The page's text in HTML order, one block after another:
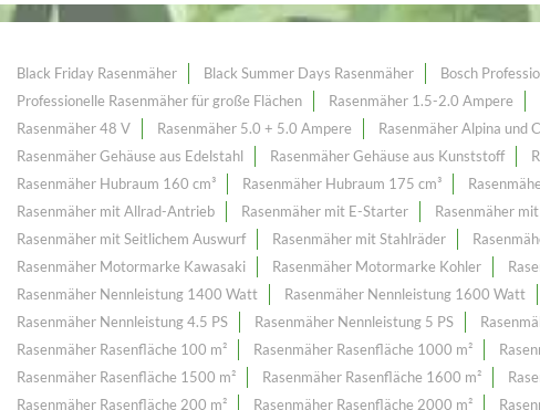
Black Friday Rasenmäher Black Summer Days Rasenmäher Bosch
Professionelle Rasenmäher für große Flächen
Rasenmäher 1.5-2.0 Ampere
Rasenmäher 48 V
Rasenmäher 5.0 + 5.0 Ampere Rasenmäher Alpina und
Rasenmäher Gehäuse aus Edelstahl
Rasenmäher Gehäuse aus Kunststoff
Rasenmäher Hubraum 160 cm³
Rasenmäher Hubraum 175 cm³
Rasenmäher mit Allrad-Antrieb
Rasenmäher mit E-Starter Rasenmäher
Rasenmäher mit Seitlichem Auswurf
Rasenmäher mit Stahlräder
Rasenmäher Motormarke Kawasaki
Rasenmäher Motormarke Kohler
Rasenmäher Nennleistung 1400 Watt
Rasenmäher Nennleistung 1600 Watt
Rasenmäher Nennleistung 4.5 PS
Rasenmäher Nennleistung 5 PS
Rasenmäher Rasenfläche 100 m²
Rasenmäher Rasenfläche 1000 m²
Rasenmäher Rasenfläche 1500 m²
Rasenmäher Rasenfläche 1600 m²
Rasenmäher Rasenfläche 200 m²
Rasenmäher Rasenfläche 2000 m²